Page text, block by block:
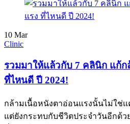
10 Mar
Clinic
รวมมาให้แล้วกับ 7 คลินิก แก้ก
ที่ไหนดี ปี 2024!
กล้ามเนื้อหนังตาอ่อนแรงนั้นไม่ใช่แ
แต่ยังกระทบกับชีวิตประจำวันอีกด้ว